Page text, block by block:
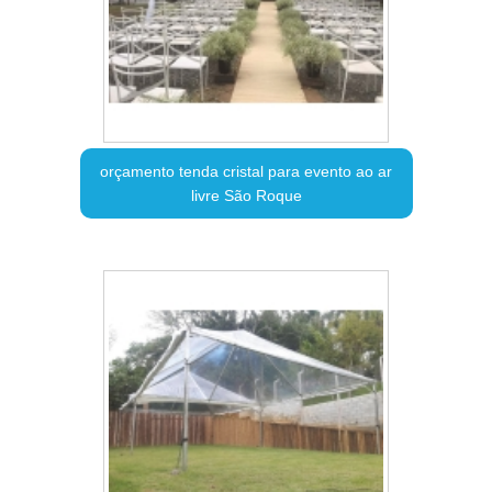
orçamento tenda cristal para evento ao ar
livre São Roque